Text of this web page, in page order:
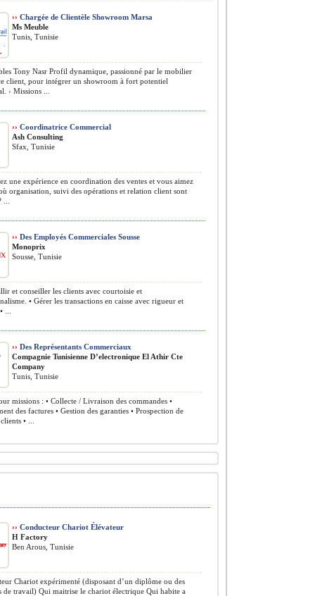
›› Chargée de Clientèle Showroom Marsa
Ms Meuble
Tunis, Tunisie
Tony Nasr Profil dynamique, passionné par le mobilier
client, pour intégrer un showroom à fort potentiel
› Missions ...
›› Coordinatrice Commercial
Ash Consulting
Sfax, Tunisie
une expérience en coordination des ventes et vous aimez
organisation, suivi des opérations et relation client sont
›› Des Employés Commerciales Sousse
Monoprix
Sousse, Tunisie
et conseiller les clients avec courtoisie et
• Gérer les transactions en caisse avec rigueur et
...
›› Des Représentants Commerciaux
Compagnie Tunisienne D’electronique El Athir Cte
Company
Tunis, Tunisie
missions : • Collecte / Livraison des commandes •
des factures • Gestion des garanties • Prospection de
• ...
›› Conducteur Chariot Élévateur
H Factory
Ben Arous, Tunisie
Chariot expérimenté (disposant d’un diplôme ou des
de travail) Qui maitrise le chariot électrique Qui habite a